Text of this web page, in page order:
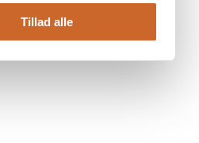
Tillad alle